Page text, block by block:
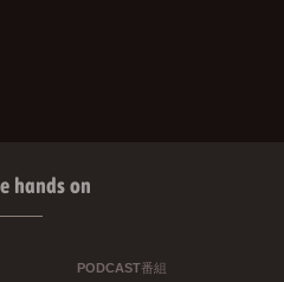
hands on
PODCAST番組